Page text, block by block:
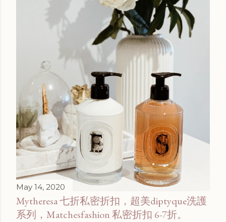
May 14, 2020
Mytheresa 七折私密折扣，超美diptyque洗護
系列，Matchesfashion 私密折扣 6-7折。